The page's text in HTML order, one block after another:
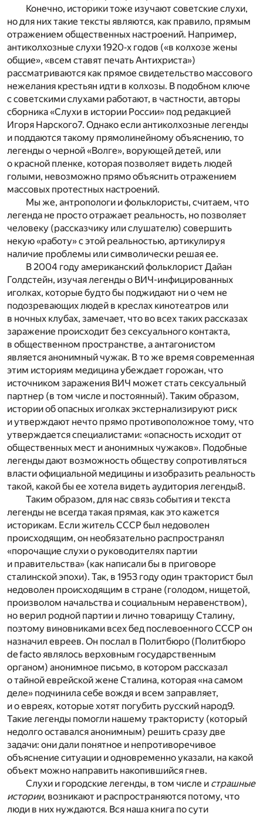
Конечно, историки тоже изучают советские слухи,
но для них такие тексты являются, как правило, прямым
отражением общественных настроений. Например,
антиколхозные слухи 1920‐х годов («в колхозе жены
общие», «всем ставят печать Антихриста»)
рассматриваются как прямое свидетельство массового
нежелания крестьян идти в колхозы. В подобном ключе
с советскими слухами работают, в частности, авторы
сборника «Слухи в истории России» под редакцией
Игоря Нарского7. Однако если антиколхозные легенды
и поддаются такому прямолинейному объяснению, то
легенды о черной «Волге», ворующей детей, или
о красной пленке, которая позволяет видеть людей
голыми, невозможно прямо объяснить отражением
массовых протестных настроений.
Мы же, антропологи и фольклористы, считаем, что
легенда не просто отражает реальность, но позволяет
человеку (рассказчику или слушателю) совершить
некую «работу» с этой реальностью, артикулируя
наличие проблемы или символически решая ее.
В 2004 году американский фольклорист Дайан
Голдстейн, изучая легенды о ВИЧ-инфи­цированных
иголках, которые будто бы поджидают ни о чем не
подозревающих людей в креслах кинотеатров или
в ночных клубах, замечает, что во всех таких рассказах
заражение происходит без сексуального контакта,
в общественном пространстве, а антагонистом
является анонимный чужак. В то же время современная
этим историям медицина убеждает горожан, что
источником заражения ВИЧ может стать сексуальный
партнер (в том числе и постоянный). Таким образом,
истории об опасных иголках экстернализируют риск
и утверждают нечто прямо противоположное тому, что
утверждается специалистами: «опасность исходит от
общественных мест и анонимных чужаков». Подобные
легенды дают возможность обществу сопротивляться
власти официальной медицины и изобразить реальность
такой, какой бы ее хотела видеть аудитория легенды8.
Таким образом, для нас связь события и текста
легенды не всегда такая прямая, как это кажется
историкам. Если житель СССР был недоволен
происходящим, он необязательно распространял
«порочащие слухи о руководителях партии
и правительства» (как написали бы в приговоре
сталинской эпохи). Так, в 1953 году один тракторист был
недоволен происходящим в стране (голодом, нищетой,
произволом начальства и социальным неравенством),
но верил родной партии и лично товарищу Сталину,
поэтому винов­никами всех бед послевоенного СССР он
назначил евреев. Он послал в Политбюро (Политбюро
de facto являлось верховным государственным
органом) анонимное письмо, в котором рассказал
о тайной еврейской жене Сталина, которая «на самом
деле» подчинила себе вождя и всем заправляет,
и о евреях, которые хотят погубить русский народ9.
Такие легенды помогли нашему трактористу (который
недолго оставался анонимным) решить сразу две
задачи: они дали понятное и непротиворечивое
объяснение ситуации и одновременно указали, на какой
объект можно направить накопившийся гнев.
Слухи и городские легенды, в том числе и страшные
истории, возникают и распространяются потому, что
люди в них нуждаются. Вся наша книга по сути